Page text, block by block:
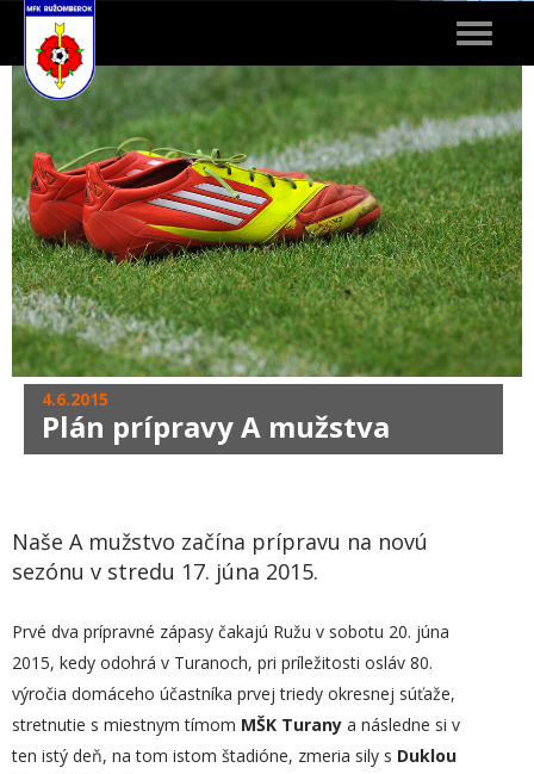
Toggle
4.6.2015
Plán prípravy A mužstva
Naše A mužstvo začína prípravu na novú
sezónu v stredu 17. júna 2015.
Prvé dva prípravné zápasy čakajú Ružu v sobotu 20. júna
2015, kedy odohrá v Turanoch, pri príležitosti osláv 80.
výročia domáceho účastníka prvej triedy okresnej súťaže,
stretnutie s miestnym tímom MŠK Turany a následne si v
ten istý deň, na tom istom štadióne, zmeria sily s Duklou